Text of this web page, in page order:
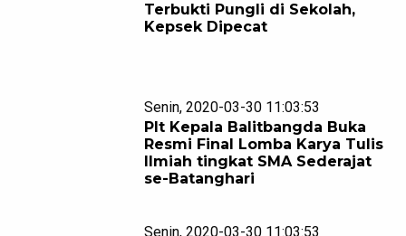
Terbukti Pungli di Sekolah,
Kepsek Dipecat
Senin, 2020-03-30 11:03:53
Plt Kepala Balitbangda Buka
Resmi Final Lomba Karya Tulis
Ilmiah tingkat SMA Sederajat
se-Batanghari
Senin, 2020-03-30 11:03:53